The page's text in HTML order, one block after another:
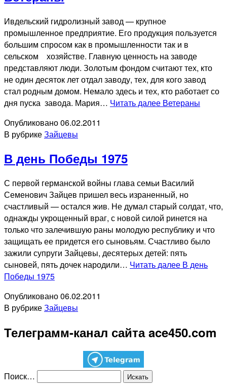
Ивдельский гидролизный завод — крупное
промышленное предприятие. Его продукция пользуется
большим спросом как в промышленности так и в
сельском хозяйстве. Главную ценность на заводе
представляют люди. Золотым фондом считают тех, кто
не один десяток лет отдал заводу, тех, для кого завод
стал родным домом. Немало здесь и тех, кто работает со
дня пуска завода. Мария… Читать далее Ветераны
Опубликовано06.02.2011
В рубрикеЗайцевы
В день Победы 1975
С первой германской войны глава семьи Василий
Семенович Зайцев пришел весь израненный, но
счастливый — остался жив. Не думал старый солдат, что,
однажды укрощенный враг, с новой силой ринется на
только что залечившую раны молодую республику и что
защищать ее придется его сыновьям. Счастливо было
зажили супруги Зайцевы, десятерых детей: пять
сыновей, пять дочек народили… Читать далее В день
Победы 1975
Опубликовано06.02.2011
В рубрикеЗайцевы
Телеграмм-канал сайта ace450.com
Поиск…